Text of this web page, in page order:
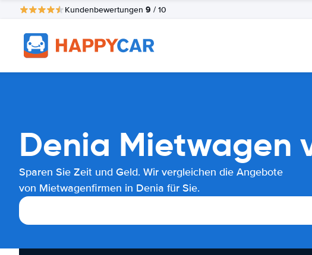
Kundenbewertungen 9 / 10
Denia Mietwagen
Sparen Sie Zeit und Geld. Wir vergleichen die Angebote
von Mietwagenfirmen in Denia für Sie.